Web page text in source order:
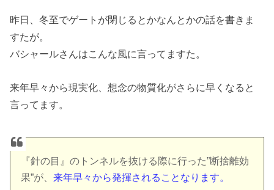
昨日、冬至でゲートが閉じるとかなんとかの話を書きま
すたが。
バシャールさんはこんな風に言ってますた。
来年早々から現実化、想念の物質化がさらに早くなると
言ってます。
『針の目』のトンネルを抜ける際に行った”断捨離効
果”が、来年早々から発揮されることなります。